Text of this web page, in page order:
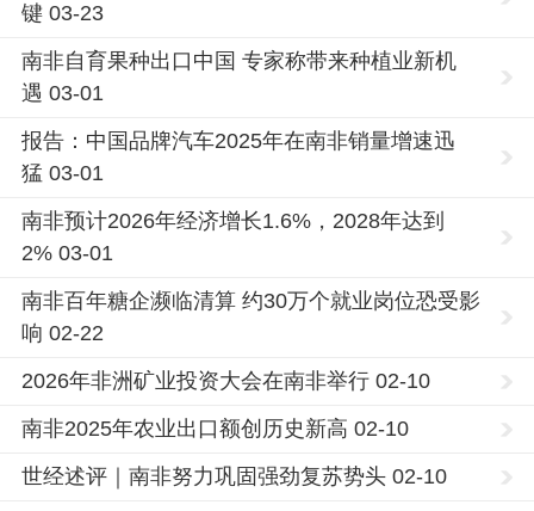
键 03-23
南非自育果种出口中国 专家称带来种植业新机
遇 03-01
报告：中国品牌汽车2025年在南非销量增速迅
猛 03-01
南非预计2026年经济增长1.6%，2028年达到
2% 03-01
南非百年糖企濒临清算 约30万个就业岗位恐受影
响 02-22
2026年非洲矿业投资大会在南非举行 02-10
南非2025年农业出口额创历史新高 02-10
世经述评｜南非努力巩固强劲复苏势头 02-10